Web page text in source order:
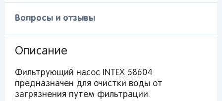
Вопросы и отзывы
Описание
Фильтрующий насос INTEX 58604
предназначен для очистки воды от
загрязнения путем фильтрации.